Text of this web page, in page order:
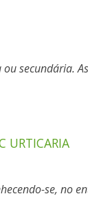
secundária.
URTICARIA
se, no